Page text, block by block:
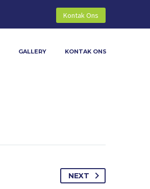
Kontak Ons
GALLERY KONTAK ONS
NEXT